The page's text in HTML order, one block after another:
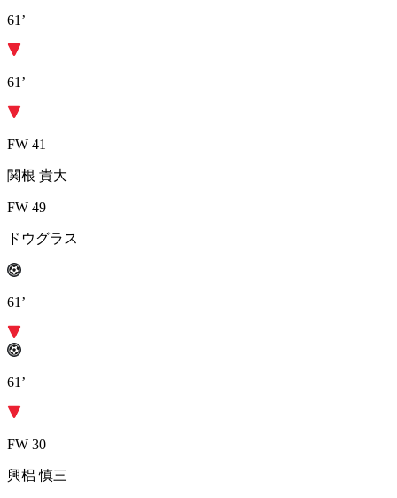
61’
61’
FW 41
関根 貴大
FW 49
ドウグラス
61’
61’
FW 30
興梠 慎三